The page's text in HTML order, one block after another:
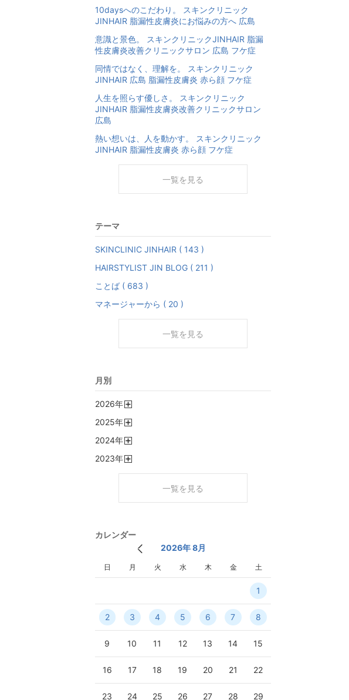
10daysへのこだわり。 スキンクリニック
JINHAIR 脂漏性皮膚炎にお悩みの方へ 広島
意識と景色。 スキンクリニックJINHAIR 脂漏
性皮膚炎改善クリニックサロン 広島 フケ症
同情ではなく、理解を。 スキンクリニック
JINHAIR 広島 脂漏性皮膚炎 赤ら顔 フケ症
人生を照らす優しさ。 スキンクリニック
JINHAIR 脂漏性皮膚炎改善クリニックサロン
広島
熱い想いは、人を動かす。 スキンクリニック
JINHAIR 脂漏性皮膚炎 赤ら顔 フケ症
一覧を見る
テーマ
SKINCLINIC JINHAIR ( 143 )
HAIRSTYLIST JIN BLOG ( 211 )
ことば ( 683 )
マネージャーから ( 20 )
一覧を見る
月別
2026年
2025年
2024年
2023年
一覧を見る
カレンダー
2026年 8月
日 月 火 水 木 金 土
1
2 3 4 5 6 7 8
9 10 11 12 13 14 15
16 17 18 19 20 21 22
23 24 25 26 27 28 29